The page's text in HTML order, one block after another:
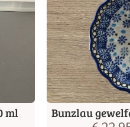
ml Bunzlau